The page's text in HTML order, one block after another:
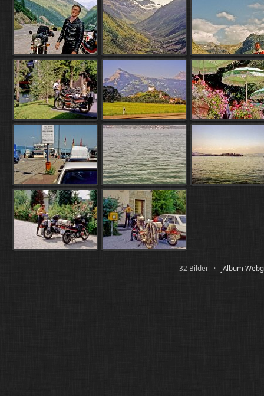
32 Bilder · jAlbum